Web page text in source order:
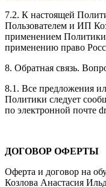
7.2. К настоящей
Пользователем и ИП
применением
применению право
8. Обратная связь.
8.1. Все предложения
Политики следует
по электронной почте
ДОГОВОР ОФЕРТЫ
Оферта и договор на
Козлова Анастасия